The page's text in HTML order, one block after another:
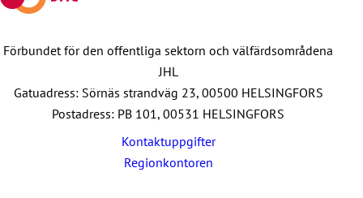
Förbundet för den offentliga sektorn och välfärdsområdena
JHL
Gatuadress: Sörnäs strandväg 23, 00500 HELSINGFORS
Postadress: PB 101, 00531 HELSINGFORS
Kontaktuppgifter
Regionkontoren